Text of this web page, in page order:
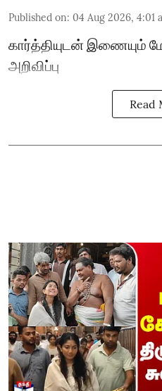
Published on: 04 Aug 2026, 4:01
கார்த்தியுடன் இணையும்
அறிவிப்பு
Read